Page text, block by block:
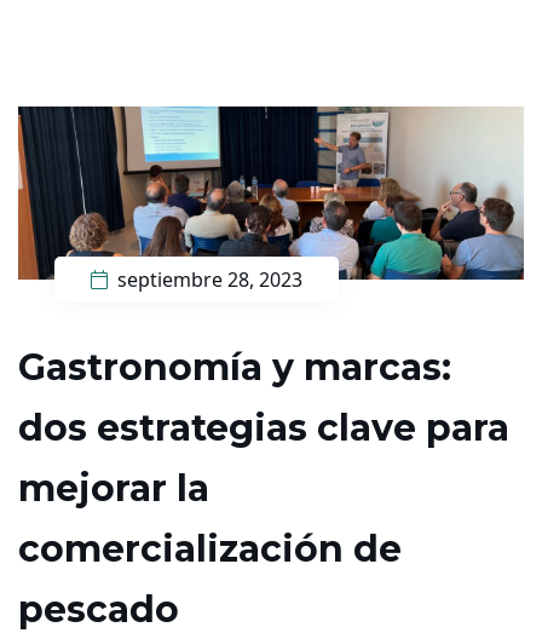
septiembre 28, 2023
Gastronomía y marcas:
dos estrategias clave para
mejorar la
comercialización de
pescado